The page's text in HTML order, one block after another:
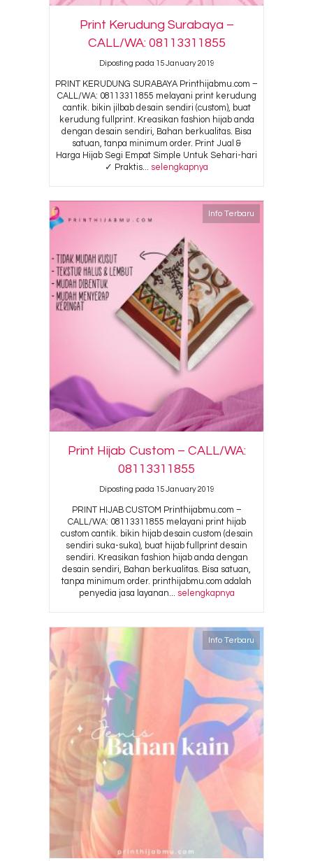
Print Kerudung Surabaya –
CALL/WA: 08113311855
Diposting pada 15 January 2019
PRINT KERUDUNG SURABAYA Printhijabmu.com –
CALL/WA: 08113311855 melayani print kerudung
cantik. bikin jilbab desain sendiri (custom), buat
kerudung fullprint. Kreasikan fashion hijab anda
dengan desain sendiri, Bahan berkualitas. Bisa
satuan, tanpa minimum order. Print Jual &
Harga Hijab Segi Empat Simple Untuk Sehari-hari
✓ Praktis... selengkapnya
Info Terbaru
Print Hijab Custom – CALL/WA:
08113311855
Diposting pada 15 January 2019
PRINT HIJAB CUSTOM Printhijabmu.com –
CALL/WA: 08113311855 melayani print hijab
custom cantik. bikin hijab desain custom (desain
sendiri suka-suka), buat hijab fullprint desain
sendiri. Kreasikan fashion hijab anda dengan
desain sendiri, Bahan berkualitas. Bisa satuan,
tanpa minimum order. printhijabmu.com adalah
penyedia jasa layanan... selengkapnya
Info Terbaru